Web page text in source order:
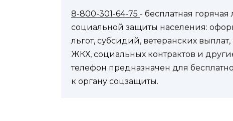
8-800-301-64-75 - бесплатная
социальной защиты населения:
льгот, субсидий, ветеранских
ЖКХ, социальных контрактов и
телефон предназначен для
к органу соцзащиты.